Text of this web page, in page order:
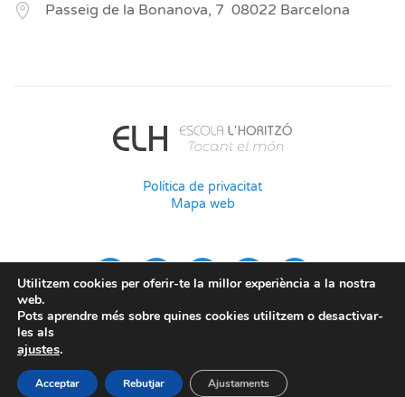
Passeig de la Bonanova, 7 08022 Barcelona
Política de privacitat
Mapa web
Utilitzem cookies per oferir-te la millor experiència a la nostra
web.
Pots aprendre més sobre quines cookies utilitzem o desactivar-
les als
ajustes.
Acceptar Rebutjar Ajustaments